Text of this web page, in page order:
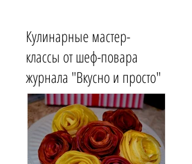
Кулинарные мастер-
классы от шеф-повара
журнала "Вкусно и просто"